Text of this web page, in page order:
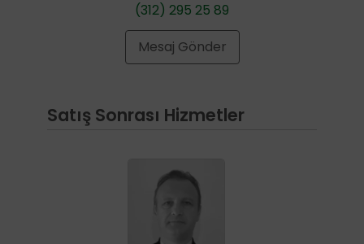
(312) 295 25 89
Mesaj Gönder
Satış Sonrası Hizmetler